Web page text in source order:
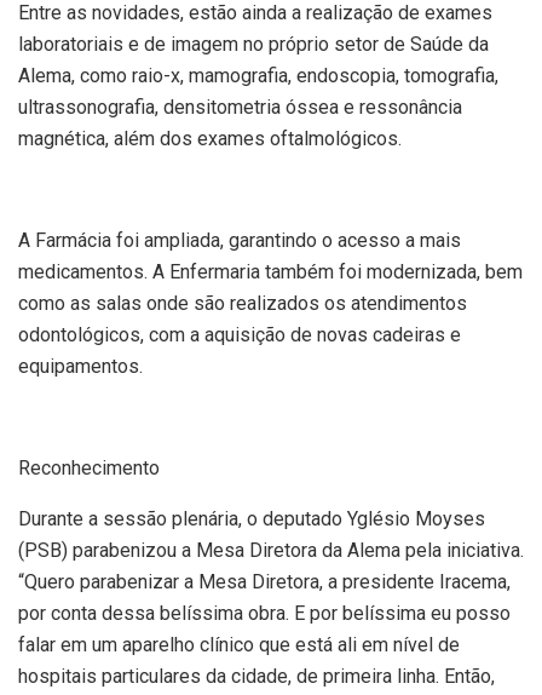
Entre as novidades, estão ainda a realização de exames
laboratoriais e de imagem no próprio setor de Saúde da
Alema, como raio-x, mamografia, endoscopia, tomografia,
ultrassonografia, densitometria óssea e ressonância
magnética, além dos exames oftalmológicos.
A Farmácia foi ampliada, garantindo o acesso a mais
medicamentos. A Enfermaria também foi modernizada, bem
como as salas onde são realizados os atendimentos
odontológicos, com a aquisição de novas cadeiras e
equipamentos.
Reconhecimento
Durante a sessão plenária, o deputado Yglésio Moyses
(PSB) parabenizou a Mesa Diretora da Alema pela iniciativa.
“Quero parabenizar a Mesa Diretora, a presidente Iracema,
por conta dessa belíssima obra. E por belíssima eu posso
falar em um aparelho clínico que está ali em nível de
hospitais particulares da cidade, de primeira linha. Então,